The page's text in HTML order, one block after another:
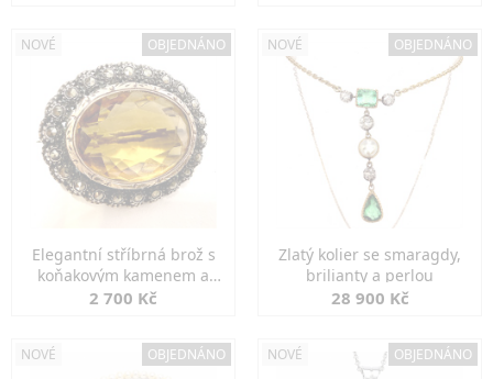
NOVÉ OBJEDNÁNO
Elegantní stříbrná brož s
koňakovým kamenem a
markazity
2 700 Kč
NOVÉ OBJEDNÁNO
Zlatý kolier se smaragdy,
brilianty a perlou
28 900 Kč
NOVÉ OBJEDNÁNO NOVÉ OBJEDNÁNO